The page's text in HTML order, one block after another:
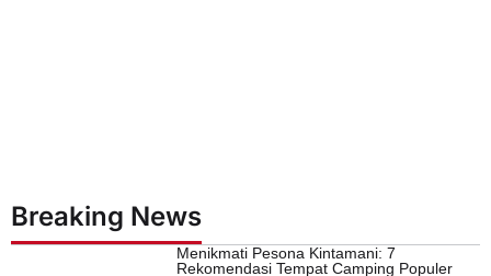
Breaking News
Menikmati Pesona Kintamani: 7
Rekomendasi Tempat Camping Populer